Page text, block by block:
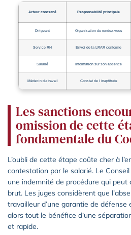
Acteur concerné Responsabilité principale
Dirigeant Organisation du rendez-vous
Service RH Envoi de la LRAR conforme
Salarié Information sur son absence
Médecin du travail Constat de l inaptitude
Les sanctions
omission de cette
fondamentale du
L’oubli de cette étape coûte cher à
contestation par le salarié. Le Conseil
une indemnité de procédure qui peut
brut. Les juges considèrent que
travailleur d’une garantie de défense
alors tout le bénéfice d’une
et rapide.